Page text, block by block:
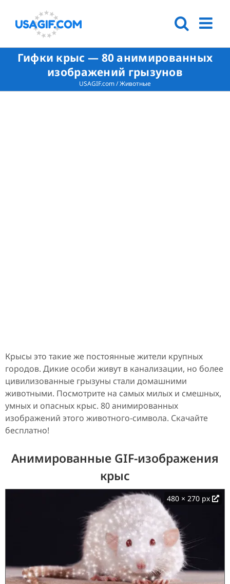
Гифки крыс — 80 анимированных
изображений грызунов
USAGIF.com/Животные
Крысы это такие же постоянные жители крупных
городов. Дикие особи живут в канализации, но более
цивилизованные грызуны стали домашними
животными. Посмотрите на самых милых и смешных,
умных и опасных крыс. 80 анимированных
изображений этого животного-символа. Скачайте
бесплатно!
Анимированные GIF-изображения
крыс
480 × 270 px